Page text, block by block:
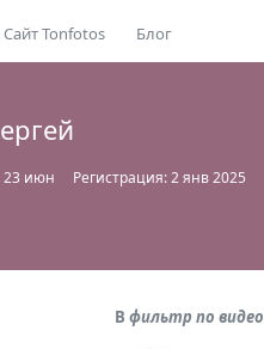
Сайт Tonfotos Блог
23 июн Регистрация:2 янв 2025
В фильтр по видео